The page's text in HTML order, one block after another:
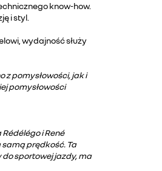
know-how.
i styl.
wydajność służy
pomysłowości, jak i
pomysłowości
i René
prędkość. Ta
sportowej jazdy, ma